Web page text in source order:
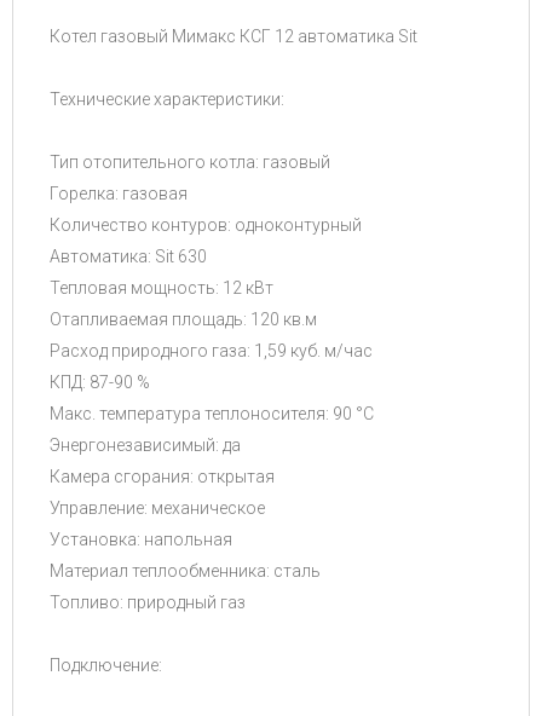
Котел газовый Мимакс КСГ 12 автоматика Sit
Технические характеристики:
Тип отопительного котла: газовый
Горелка: газовая
Количество контуров: одноконтурный
Автоматика: Sit 630
Тепловая мощность: 12 кВт
Отапливаемая площадь: 120 кв.м
Расход природного газа: 1,59 куб. м/час
КПД: 87-90 %
Макс. температура теплоносителя: 90 °С
Энергонезависимый: да
Камера сгорания: открытая
Управление: механическое
Установка: напольная
Материал теплообменника: сталь
Топливо: природный газ
Подключение: